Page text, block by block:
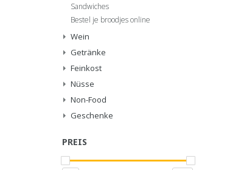
Sandwiches
Bestel je broodjes online
Wein
Getränke
Feinkost
Nüsse
Non-Food
Geschenke
PREIS